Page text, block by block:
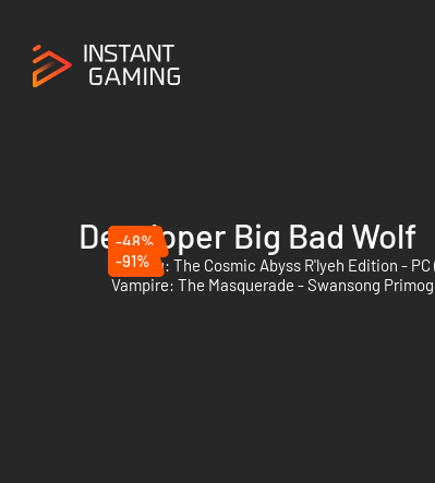
Developer Big Bad Wolf
-48%
-91%